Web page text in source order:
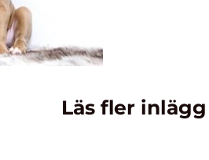
Läs fler